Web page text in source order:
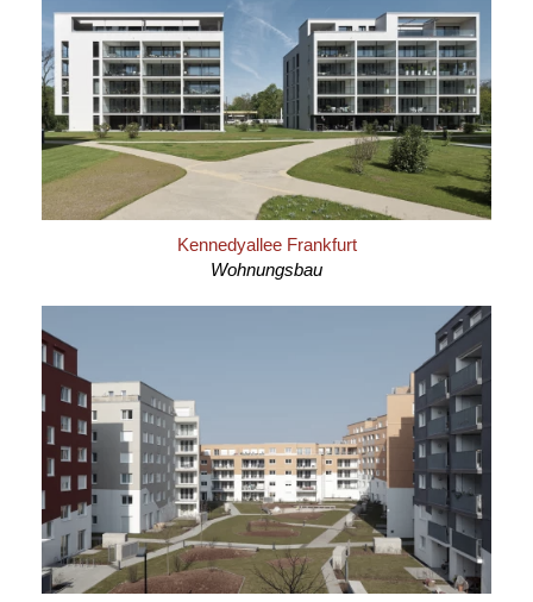
Kennedyallee Frankfurt
Wohnungsbau